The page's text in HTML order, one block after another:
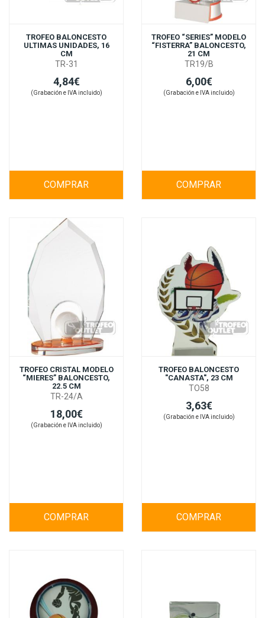
TROFEO BALONCESTO
ULTIMAS UNIDADES, 16
CM
TR-31
4,84€
(Grabación e IVA incluido)
COMPRAR
TROFEO “SERIES” MODELO
“FISTERRA” BALONCESTO,
21 CM
TR19/B
6,00€
(Grabación e IVA incluido)
COMPRAR
TROFEO CRISTAL MODELO
“MIERES” BALONCESTO,
22.5 CM
TR-24/A
18,00€
(Grabación e IVA incluido)
COMPRAR
TROFEO BALONCESTO
"CANASTA", 23 CM
TO58
3,63€
(Grabación e IVA incluido)
COMPRAR